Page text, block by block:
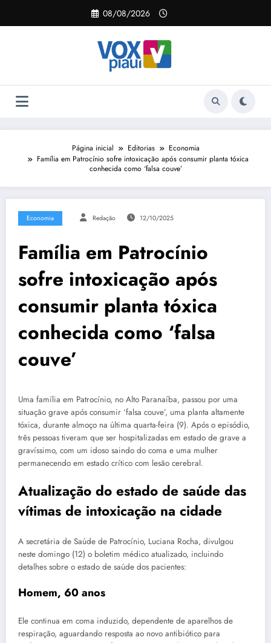
o
08/08/2026
Página inicial Editorias
Economia
Família em Patrocínio sofre intoxicação após consumir planta tóxica
conhecida como ‘falsa couve’
Economia Redação 12/10/2025
Família em Patrocínio
sofre intoxicação após
consumir planta tóxica
conhecida como ‘falsa
couve’
Uma família em Patrocínio, no Alto Paranaíba, passou por uma
situação grave após consumir ‘falsa couve’, uma planta altamente
tóxica, durante almoço na última quarta-feira (9). Após o episódio,
três pessoas tiveram que ser hospitalizadas em estado de grave a
gravíssimo, com um idoso saindo do coma e uma mulher
permanecendo em estado crítico com lesão cerebral.
Atualização do estado de saúde das
vítimas de intoxicação na cidade
A secretária de Saúde de Patrocínio, Luciana Rocha, divulgou
neste domingo (12) o boletim médico atualizado, incluindo
detalhes sobre o estado de saúde dos pacientes:
Homem, 60 anos
Ele continua em coma induzido, dependente de aparelhos de
respiração, aguardando resposta ao novo antibiótico para